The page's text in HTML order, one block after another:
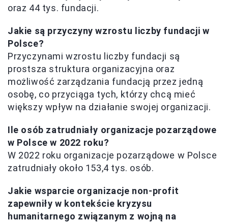
oraz 44 tys. fundacji.
Jakie są przyczyny wzrostu liczby fundacji w
Polsce?
Przyczynami wzrostu liczby fundacji są
prostsza struktura organizacyjna oraz
możliwość zarządzania fundacją przez jedną
osobę, co przyciąga tych, którzy chcą mieć
większy wpływ na działanie swojej organizacji.
Ile osób zatrudniały organizacje pozarządowe
w Polsce w 2022 roku?
W 2022 roku organizacje pozarządowe w Polsce
zatrudniały około 153,4 tys. osób.
Jakie wsparcie organizacje non-profit
zapewniły w kontekście kryzysu
humanitarnego związanym z wojną na